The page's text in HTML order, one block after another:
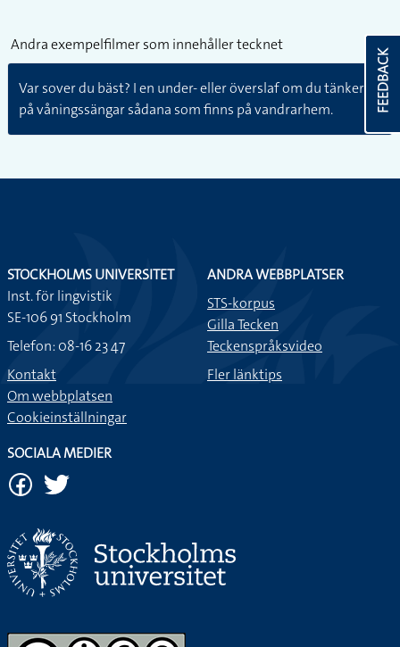
Andra exempelfilmer som innehåller tecknet
Var sover du bäst? I en under- eller överslaf om du tänker
på våningssängar sådana som finns på vandrarhem.
FEEDBACK
STOCKHOLMS UNIVERSITET
Inst. för lingvistik
SE-106 91 Stockholm
Telefon: 08-16 23 47
Kontakt
Om webbplatsen
Cookieinställningar
ANDRA WEBBPLATSER
STS-korpus
Gilla Tecken
Teckenspråksvideo
Fler länktips
SOCIALA MEDIER